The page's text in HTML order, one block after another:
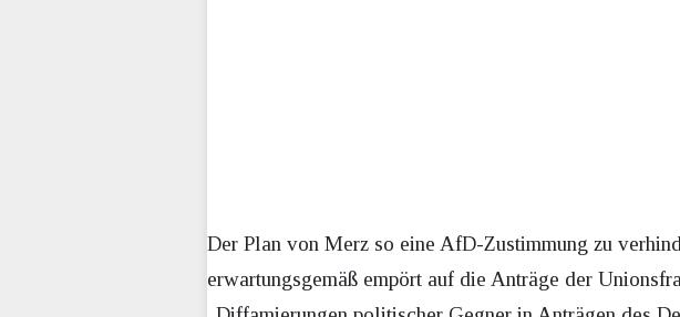
Der Plan von Merz so eine AfD-Zustimmung zu
erwartungsgemäß empört auf die Anträge der